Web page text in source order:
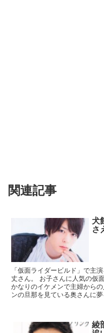
関連記事
犬
さ
「仮面ライダービルド」で主
丈さん。 お子さんに人気の仮
かなりのイケメンで主婦から
ンの旦那を見ている奥さんに
綾